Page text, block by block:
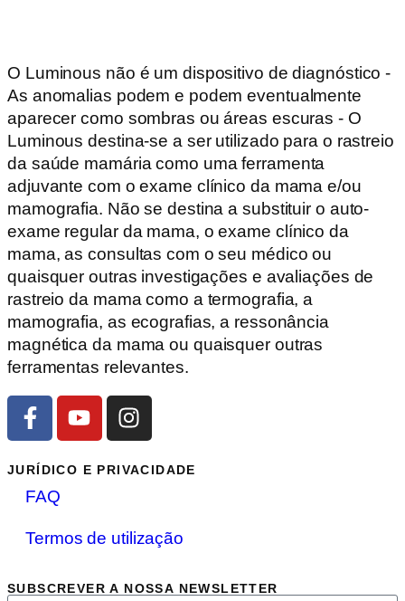
O Luminous não é um dispositivo de diagnóstico -
As anomalias podem e podem eventualmente
aparecer como sombras ou áreas escuras - O
Luminous destina-se a ser utilizado para o rastreio
da saúde mamária como uma ferramenta
adjuvante com o exame clínico da mama e/ou
mamografia. Não se destina a substituir o auto-
exame regular da mama, o exame clínico da
mama, as consultas com o seu médico ou
quaisquer outras investigações e avaliações de
rastreio da mama como a termografia, a
mamografia, as ecografias, a ressonância
magnética da mama ou quaisquer outras
ferramentas relevantes.
JURÍDICO E PRIVACIDADE
FAQ
Termos de utilização
SUBSCREVER A NOSSA NEWSLETTER